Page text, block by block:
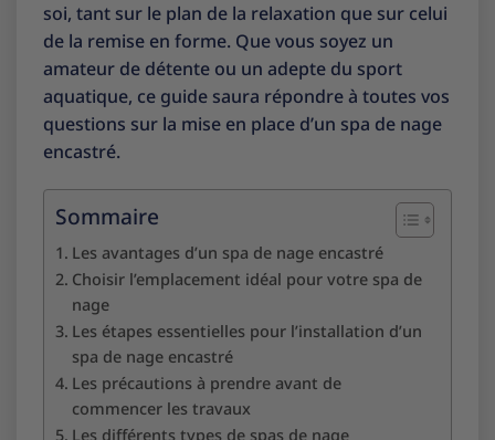
soi, tant sur le plan de la relaxation que sur celui
de la remise en forme. Que vous soyez un
amateur de détente ou un adepte du sport
aquatique, ce guide saura répondre à toutes vos
questions sur la mise en place d’un spa de nage
encastré.
Sommaire
Les avantages d’un spa de nage encastré
Choisir l’emplacement idéal pour votre spa de
nage
Les étapes essentielles pour l’installation d’un
spa de nage encastré
Les précautions à prendre avant de
commencer les travaux
Les différents types de spas de nage